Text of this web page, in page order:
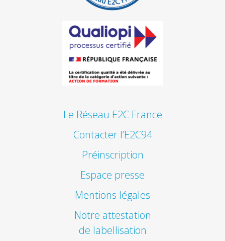
Le Réseau E2C France
Contacter l’E2C94
Préinscription
Espace presse
Mentions légales
Notre attestation
de labellisation